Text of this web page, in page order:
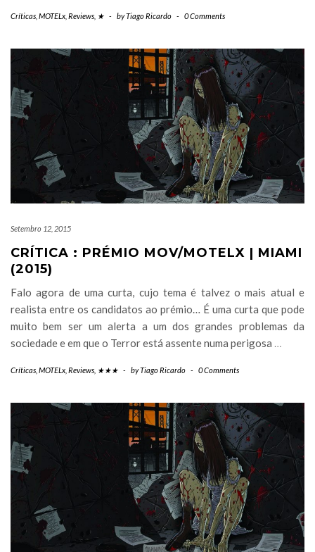
Críticas MOTELx Reviews ★ - byTiago Ricardo - 0 Comments
Setembro 12, 2015
CRÍTICA : PRÉMIO MOV/MOTELX | MIAMI
(2015)
Falo agora de uma curta, cujo tema é talvez o mais atual e
realista entre os candidatos ao prémio… É uma curta que pode
muito bem ser um alerta a um dos grandes problemas da
sociedade e em que o Terror está assente numa perigosa …
Críticas MOTELx Reviews ★★★ - byTiago Ricardo - 0 Comments